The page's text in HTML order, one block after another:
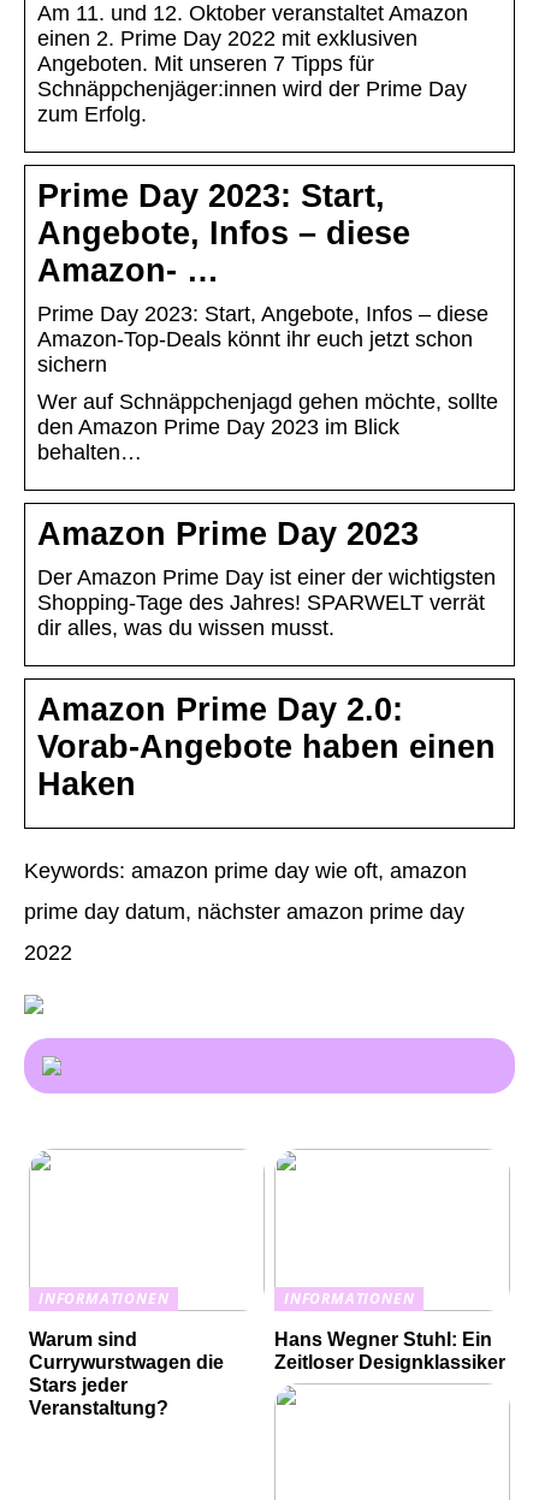
Am 11. und 12. Oktober veranstaltet Amazon
einen 2. Prime Day 2022 mit exklusiven
Angeboten. Mit unseren 7 Tipps für
Schnäppchenjäger:innen wird der Prime Day
zum Erfolg.
Prime Day 2023: Start,
Angebote, Infos – diese
Amazon- …
Prime Day 2023: Start, Angebote, Infos – diese
Amazon-Top-Deals könnt ihr euch jetzt schon
sichern
Wer auf Schnäppchenjagd gehen möchte, sollte
den Amazon Prime Day 2023 im Blick
behalten…
Amazon Prime Day 2023
Der Amazon Prime Day ist einer der wichtigsten
Shopping-Tage des Jahres! SPARWELT verrät
dir alles, was du wissen musst.
Amazon Prime Day 2.0:
Vorab-Angebote haben einen
Haken
Keywords: amazon prime day wie oft, amazon
prime day datum, nächster amazon prime day
2022
INFORMATIONEN
Warum sind
Currywurstwagen die
Stars jeder
Veranstaltung?
INFORMATIONEN
Hans Wegner Stuhl: Ein
Zeitloser Designklassiker